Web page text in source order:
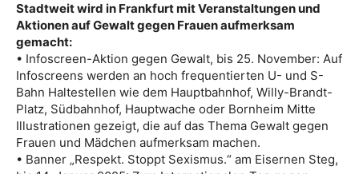
Stadtweit wird in Frankfurt mit Veranstaltungen und
Aktionen auf Gewalt gegen Frauen aufmerksam
gemacht:
• Infoscreen-Aktion gegen Gewalt, bis 25. November: Auf
Infoscreens werden an hoch frequentierten U- und S-
Bahn Haltestellen wie dem Hauptbahnhof, Willy-Brandt-
Platz, Südbahnhof, Hauptwache oder Bornheim Mitte
Illustrationen gezeigt, die auf das Thema Gewalt gegen
Frauen und Mädchen aufmerksam machen.
• Banner „Respekt. Stoppt Sexismus.“ am Eisernen Steg,